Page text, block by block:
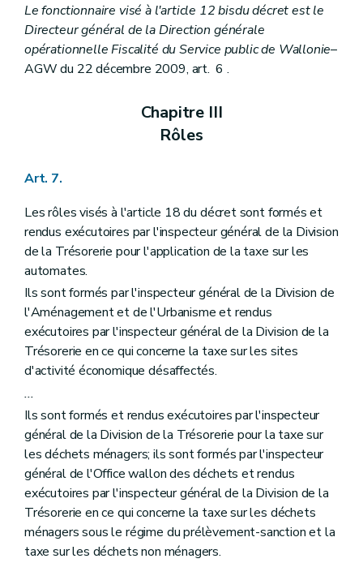
Le fonctionnaire visé à l'article 12bisdu décret est le
Directeur général de la Direction générale
opérationnelle Fiscalité du Service public de Wallonie–
AGW du 22 décembre 2009, art. 6 .
Chapitre III
Rôles
Art. 7.
Les rôles visés à l'article 18 du décret sont formés et
rendus exécutoires par l'inspecteur général de la Division
de la Trésorerie pour l'application de la taxe sur les
automates.
Ils sont formés par l'inspecteur général de la Division de
l'Aménagement et de l'Urbanisme et rendus
exécutoires par l'inspecteur général de la Division de la
Trésorerie en ce qui concerne la taxe sur les sites
d'activité économique désaffectés.
...
Ils sont formés et rendus exécutoires par l'inspecteur
général de la Division de la Trésorerie pour la taxe sur
les déchets ménagers; ils sont formés par l'inspecteur
général de l'Office wallon des déchets et rendus
exécutoires par l'inspecteur général de la Division de la
Trésorerie en ce qui concerne la taxe sur les déchets
ménagers sous le régime du prélèvement-sanction et la
taxe sur les déchets non ménagers.